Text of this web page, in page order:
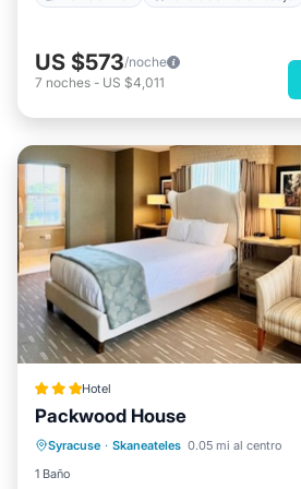
US $573/noche
7 noches - US $4,011
Hotel
Packwood House
Syracuse · Skaneateles 0.05 mi al centro
1 Baño
Aparcamiento
Aire acondicionado
Internet